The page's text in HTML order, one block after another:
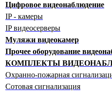
Цифровое видеонаблюдение
IP - камеры
IP видеосерверы
Муляжи видеокамер
Прочее оборудование
КОМПЛЕКТЫ
Охранно-пожарная
Сотовая сигнализация